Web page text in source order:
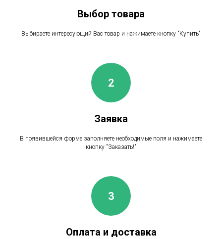
Выбор товара
Выбираете интересующий Вас товар и нажимаете кнопку "Купить"
Заявка
В появившейся форме заполняете необходимые поля и нажимаете
кнопку "Заказать!"
Оплата и доставка